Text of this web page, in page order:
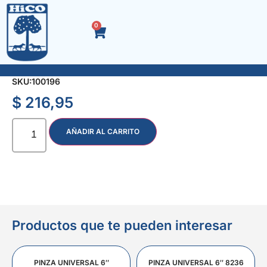
0
ACC. NEGRO TEE TRIPLE ENCHUFE 1/2″
SKU:100196
$ 216,95
AÑADIR AL CARRITO
Productos que te pueden interesar
PINZA UNIVERSAL 6″ PINZA UNIVERSAL 6″ 8236